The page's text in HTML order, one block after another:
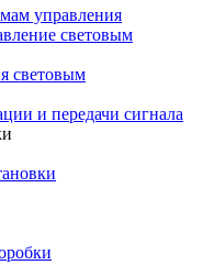
управления
световым
световым
и передачи сигнала